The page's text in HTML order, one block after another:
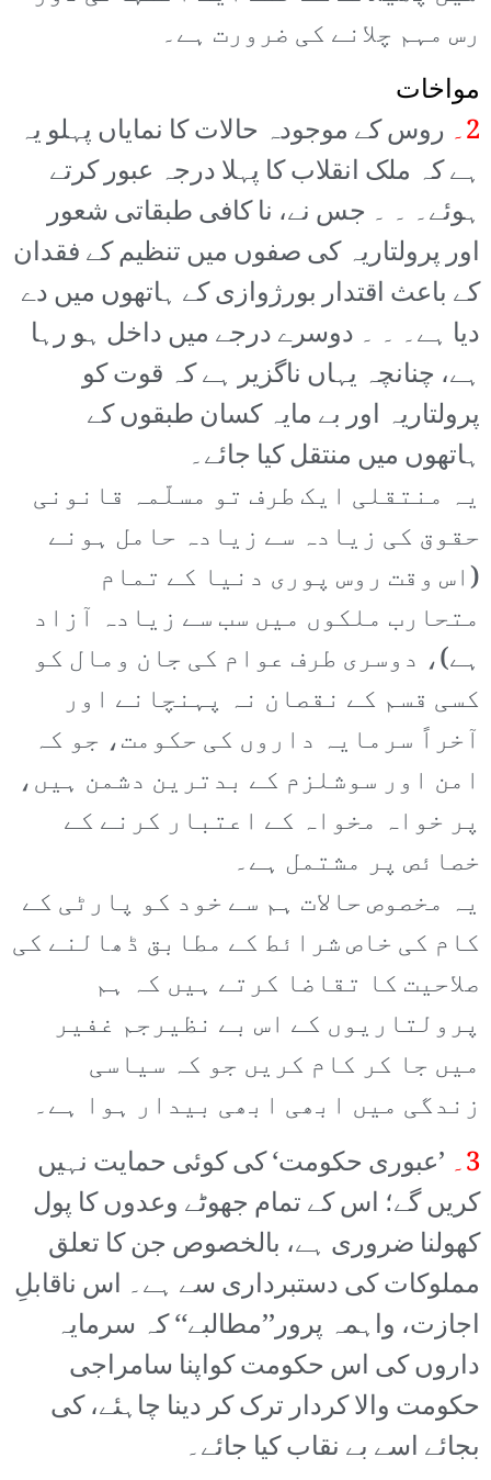
رس مہم چلانے کی ضرورت ہے۔
مواخات
2۔ روس کے موجودہ حالات کا نمایاں پہلو یہ
ہے کہ ملک انقلاب کا پہلا درجہ عبور کرتے
ہوئے۔ ۔ ۔ جس نے، نا کافی طبقاتی شعور
اور پرولتاریہ کی صفوں میں تنظیم کے فقدان
کے باعث اقتدار بورژوازی کے ہاتھوں میں دے
دیا ہے۔ ۔ ۔ دوسرے درجے میں داخل ہو رہا
ہے، چنانچہ یہاں ناگزیر ہے کہ قوت کو
پرولتاریہ اور بے مایہ کسان طبقوں کے
ہاتھوں میں منتقل کیا جائے۔
یہ منتقلی ایک طرف تو مسلّمہ قانونی
حقوق کی زیادہ سے زیادہ حامل ہونے
(اس وقت روس پوری دنیا کے تمام
متحارب ملکوں میں سب سے زیادہ آزاد
ہے)، دوسری طرف عوام کی جان ومال کو
کسی قسم کے نقصان نہ پہنچانے اور
آخراً سرمایہ داروں کی حکومت، جو کہ
امن اور سوشلزم کے بدترین دشمن ہیں،
پر خواہ مخواہ کے اعتبار کرنے کے
خصائص پر مشتمل ہے۔
یہ مخصوص حالات ہم سے خود کو پارٹی کے
کام کی خاص شرائط کے مطابق ڈھالنے کی
صلاحیت کا تقاضا کرتے ہیں کہ ہم
پرولتاریوں کے اس بے نظیرجم غفیر
میں جا کر کام کریں جو کہ سیاسی
زندگی میں ابھی ابھی بیدار ہوا ہے۔
3۔ ’عبوری حکومت‘ کی کوئی حمایت نہیں
کریں گے؛ اس کے تمام جھوٹے وعدوں کا پول
کھولنا ضروری ہے، بالخصوص جن کا تعلق
مملوکات کی دستبرداری سے ہے۔ اس ناقابلِ
اجازت، واہمہ پرور’’مطالبے‘‘ کہ سرمایہ
داروں کی اس حکومت کواپنا سامراجی
حکومت والا کردار ترک کر دینا چاہئے، کی
بجائے اسے بے نقاب کیا جائے۔